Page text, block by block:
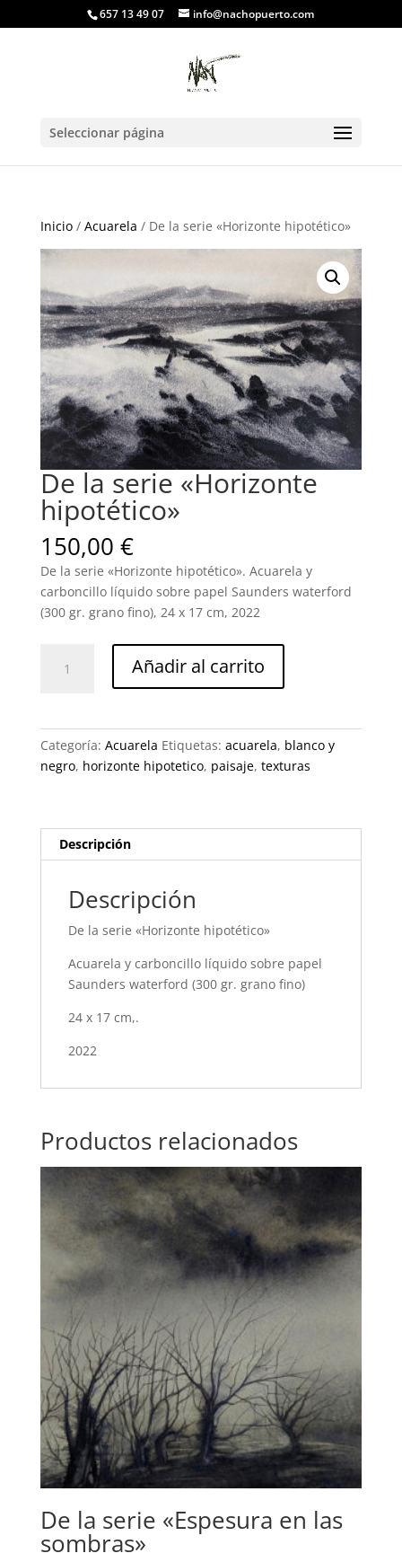
657 13 49 07 info@nachopuerto.com
Seleccionar página
Inicio/ Acuarela / De la serie «Horizonte hipotético»
De la serie «Horizonte
hipotético»
150,00 €
De la serie «Horizonte hipotético». Acuarela y
carboncillo líquido sobre papel Saunders waterford
(300 gr. grano fino), 24 x 17 cm, 2022
cantidad
Añadir al carrito
Categoría: Acuarela Etiquetas: acuarela, blanco y
negro, horizonte hipotetico, paisaje, texturas
Descripción
Descripción
De la serie «Horizonte hipotético»
Acuarela y carboncillo líquido sobre papel
Saunders waterford (300 gr. grano fino)
24 x 17 cm,.
2022
Productos relacionados
De la serie «Espesura en las
sombras»